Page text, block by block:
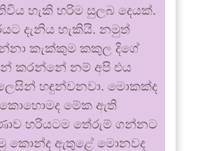
හැකි හරිම සුලබ දෙයක්.
දැනිය හැකියි. නමුත්
කැක්කුම කකුල දිගේ
කරන්නේ නම් අපි එය
ලෙසින් හඳුන්වනවා. මොකක්ද
මේක ඇති
හරියටම තේරුම් ගන්නට
කොන්ද ඇතුළේ මොනවද